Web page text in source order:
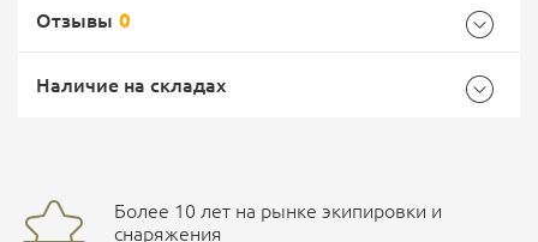
Доставка Почтой России
EMS Почта России
Доставка курьерской службой СДЭК -
Бренд Nikko Stirling
Отзывы 0
Наличие на складах
улица Маяковского, 10
Более 10 лет на рынке экипировки и
снаряжения